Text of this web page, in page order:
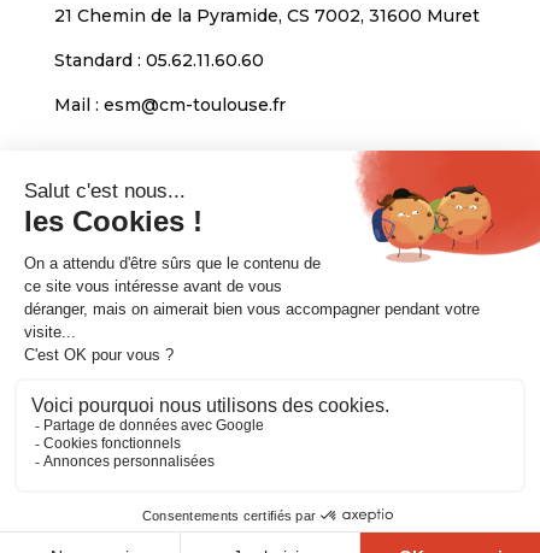
21 Chemin de la Pyramide, CS 7002, 31600 Muret
Standard : 05.62.11.60.60
Mail : esm@cm-toulouse.fr
INFORMATIONS
Mentions légales
Protection des données personnelles
Venir nous voir
Muret. All rights reserved